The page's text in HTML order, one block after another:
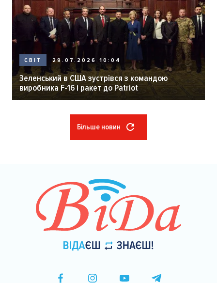
СВІТ 29.07.2026 10:04
Зеленський в США зустрівся з командою
виробника F-16 і ракет до Patriot
Більше новин